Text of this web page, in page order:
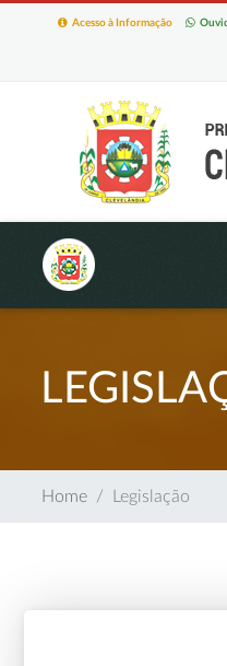
Acesso à Informação
Home Legislação